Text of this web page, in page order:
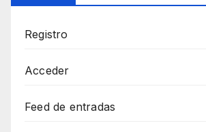
Registro
Acceder
Feed de entradas